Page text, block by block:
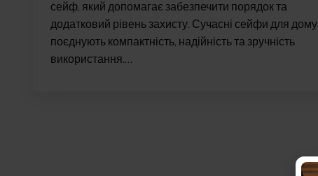
сейф, який допомагає забезпечити порядок та
додатковий рівень захисту. Сучасні сейфи для дому
поєднують компактність, надійність та зручність
використання.…